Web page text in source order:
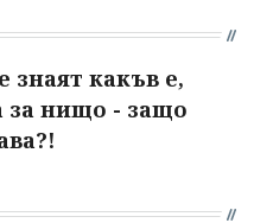
знаят какъв е,
за нищо - защо